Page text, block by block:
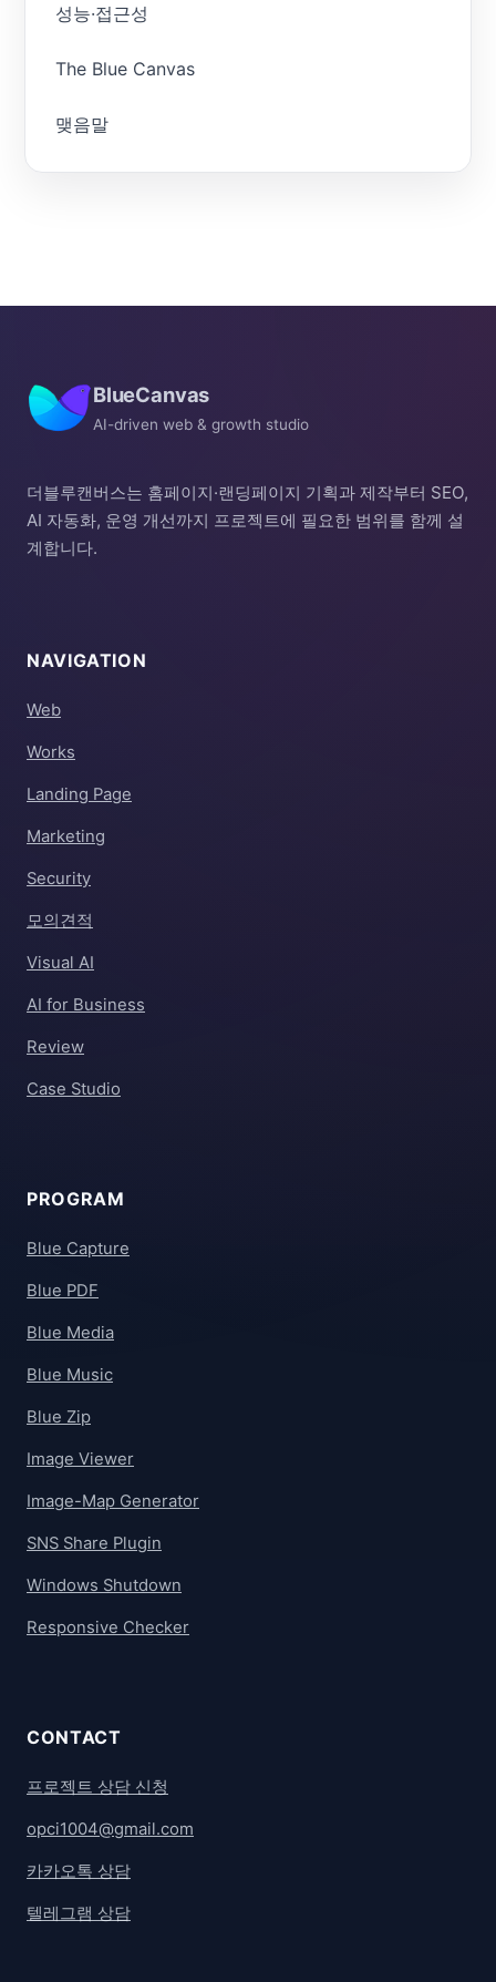
성능·접근성
The Blue Canvas
맺음말
BlueCanvas
AI-driven web & growth studio
더블루캔버스는 홈페이지·랜딩페이지 기획과 제작부터 SEO,
AI 자동화, 운영 개선까지 프로젝트에 필요한 범위를 함께 설
계합니다.
NAVIGATION
Web
Works
Landing Page
Marketing
Security
모의견적
Visual AI
AI for Business
Review
Case Studio
PROGRAM
Blue Capture
Blue PDF
Blue Media
Blue Music
Blue Zip
Image Viewer
Image-Map Generator
SNS Share Plugin
Windows Shutdown
Responsive Checker
CONTACT
프로젝트 상담 신청
opci1004@gmail.com
카카오톡 상담
텔레그램 상담